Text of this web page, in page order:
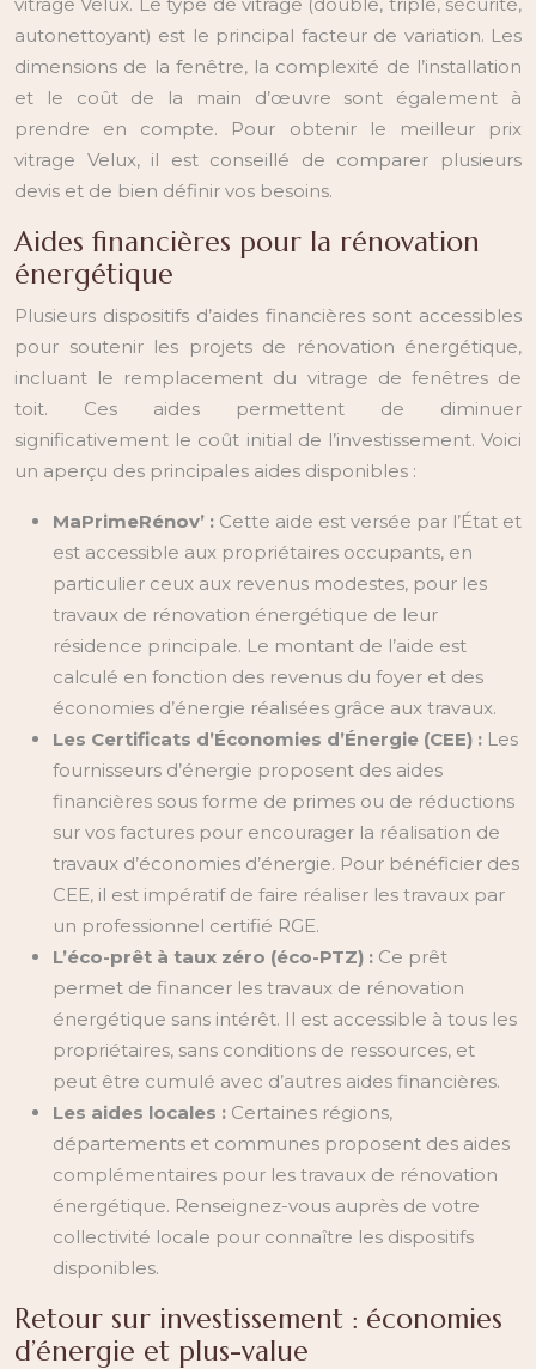
autonettoyant) est le principal facteur de variation. Les
dimensions de la fenêtre, la complexité de l’installation
et le coût de la main d’œuvre sont également à
prendre en compte. Pour obtenir le meilleur prix
vitrage Velux, il est conseillé de comparer plusieurs
devis et de bien définir vos besoins.
Aides financières pour la rénovation
énergétique
Plusieurs dispositifs d’aides financières sont accessibles
pour soutenir les projets de rénovation énergétique,
incluant le remplacement du vitrage de fenêtres de
toit. Ces aides permettent de diminuer
significativement le coût initial de l’investissement. Voici
un aperçu des principales aides disponibles :
MaPrimeRénov’ : Cette aide est versée par l’État et
est accessible aux propriétaires occupants, en
particulier ceux aux revenus modestes, pour les
travaux de rénovation énergétique de leur
résidence principale. Le montant de l’aide est
calculé en fonction des revenus du foyer et des
économies d’énergie réalisées grâce aux travaux.
Les Certificats d’Économies d’Énergie (CEE) : Les
fournisseurs d’énergie proposent des aides
financières sous forme de primes ou de réductions
sur vos factures pour encourager la réalisation de
travaux d’économies d’énergie. Pour bénéficier des
CEE, il est impératif de faire réaliser les travaux par
un professionnel certifié RGE.
L’éco-prêt à taux zéro (éco-PTZ) : Ce prêt
permet de financer les travaux de rénovation
énergétique sans intérêt. Il est accessible à tous les
propriétaires, sans conditions de ressources, et
peut être cumulé avec d’autres aides financières.
Les aides locales : Certaines régions,
départements et communes proposent des aides
complémentaires pour les travaux de rénovation
énergétique. Renseignez-vous auprès de votre
collectivité locale pour connaître les dispositifs
disponibles.
Retour sur investissement : économies
d’énergie et plus-value